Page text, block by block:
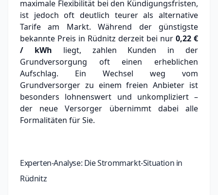
maximale Flexibilität bei den Kündigungsfristen,
ist jedoch oft deutlich teurer als alternative
Tarife am Markt.Während der günstigste
bekannte Preis in Rüdnitz derzeit bei nur 0,22 €
/ kWh liegt, zahlen Kunden in der
Grundversorgung oft einen erheblichen
Aufschlag. Ein Wechsel weg vom
Grundversorger zu einem freien Anbieter ist
besonders lohnenswert und unkompliziert –
der neue Versorger übernimmt dabei alle
Formalitäten für Sie.
Experten-Analyse: Die Strommarkt-Situation in
Rüdnitz